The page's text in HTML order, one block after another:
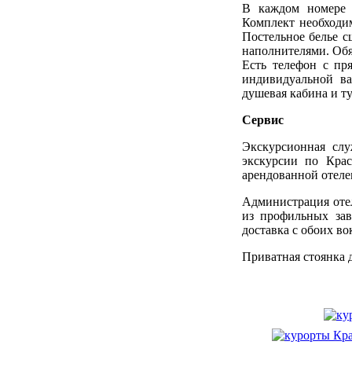
В каждом номере
Комплект
Постельное белье
наполнителями.
Есть телефон с
индивидуальной
душевая кабина и
Сервис
Экскурсионная
экскурсии по
арендованной
Администрация
из профильных
доставка с обоих
Приватная стоянка